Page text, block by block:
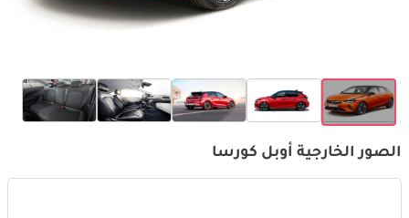
الصور الخارجية أوبل كورسا